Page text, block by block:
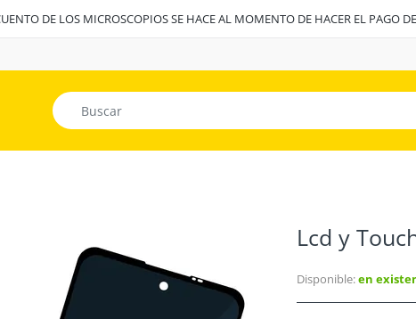
DE LOS MICROSCOPIOS SE HACE AL MOMENTO DE HACER EL PAGO
Lcd y
Disponible:en